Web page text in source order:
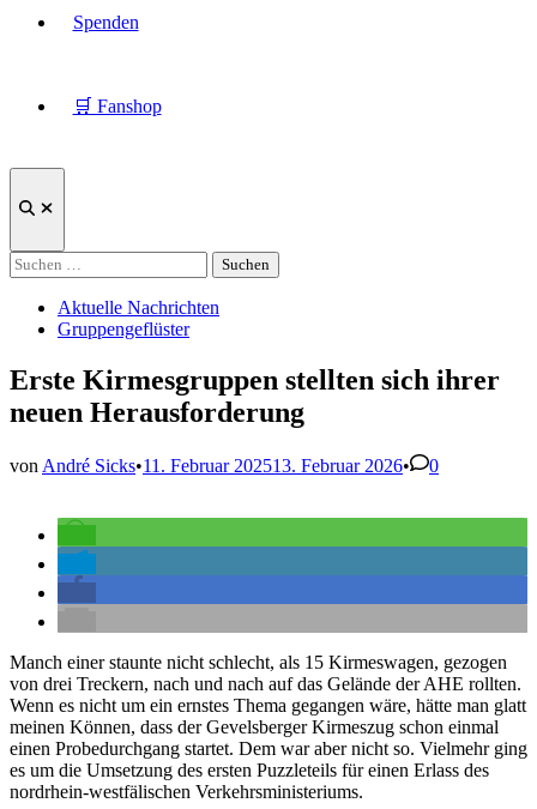
Spenden
🛒 Fanshop
Suche
Suchen
nach:
Veröffentlicht
Aktuelle Nachrichten
Gruppengeflüster
Erste Kirmesgruppen stellten sich ihrer
neuen Herausforderung
von André Sicks•11. Februar 202513. Februar 2026• 0
Manch einer staunte nicht schlecht, als 15 Kirmeswagen, gezogen
von drei Treckern, nach und nach auf das Gelände der AHE rollten.
Wenn es nicht um ein ernstes Thema gegangen wäre, hätte man glatt
meinen Können, dass der Gevelsberger Kirmeszug schon einmal
einen Probedurchgang startet. Dem war aber nicht so. Vielmehr ging
es um die Umsetzung des ersten Puzzleteils für einen Erlass des
nordrhein-westfälischen Verkehrsministeriums.